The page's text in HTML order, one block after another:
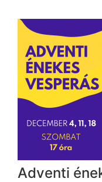
Adventi